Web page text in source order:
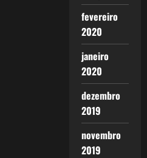
fevereiro
2020
janeiro
2020
dezembro
2019
novembro
2019